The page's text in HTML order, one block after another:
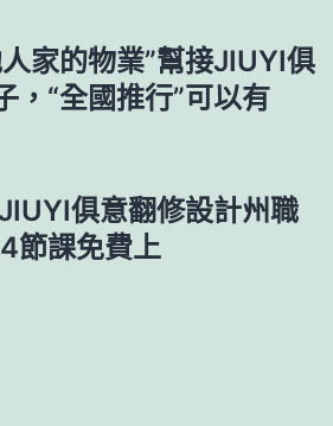
家的物業”幫接JIUYI俱
，“全國推行”可以有
俱意翻修設計州職
節課免費上